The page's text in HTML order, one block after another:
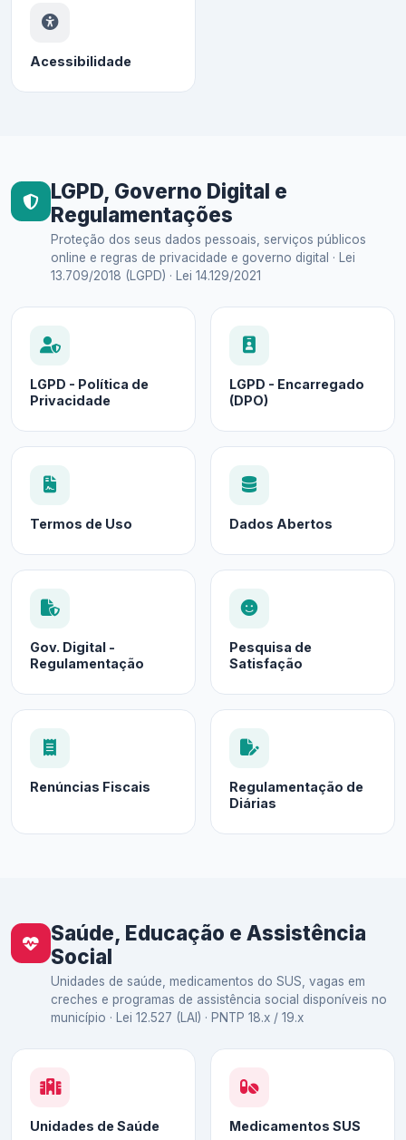
Acessibilidade
LGPD, Governo Digital e
Regulamentações
Proteção dos seus dados pessoais, serviços públicos
online e regras de privacidade e governo digital · Lei
13.709/2018 (LGPD) · Lei 14.129/2021
LGPD - Política de
Privacidade
LGPD - Encarregado
(DPO)
Termos de Uso Dados Abertos
Gov. Digital -
Regulamentação
Pesquisa de
Satisfação
Renúncias Fiscais
Regulamentação de
Diárias
Saúde, Educação e Assistência
Social
Unidades de saúde, medicamentos do SUS, vagas em
creches e programas de assistência social disponíveis no
município · Lei 12.527 (LAI) · PNTP 18.x / 19.x
Unidades de Saúde Medicamentos SUS